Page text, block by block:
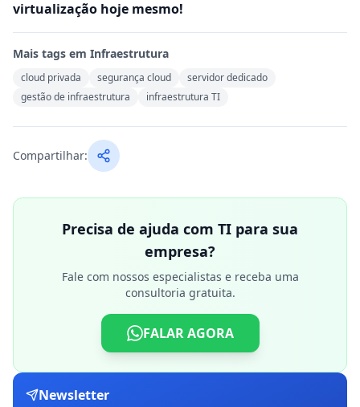
virtualização hoje mesmo!
Mais tags em Infraestrutura
cloud privada segurança cloud
servidor dedicado
gestão de infraestrutura
infraestrutura TI
Compartilhar:
Precisa de ajuda com TI para sua
empresa?
Fale com nossos especialistas e receba uma
consultoria gratuita.
FALAR AGORA
Newsletter